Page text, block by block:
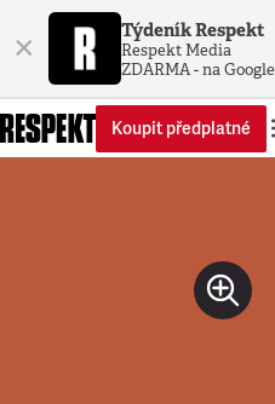
× Týdeník Respekt
Respekt Media
ZDARMA - na
Koupit předplatné